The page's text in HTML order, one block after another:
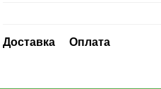
Доставка Оплата